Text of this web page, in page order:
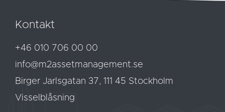
Kontakt
+46 010 706 00 00
info@m2assetmanagement.se
Birger Jarlsgatan 37, 111 45 Stockholm
Visselblåsning